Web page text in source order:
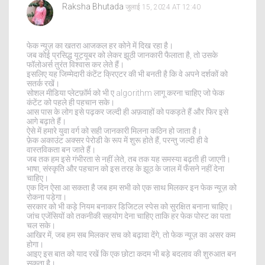
Raksha Bhutada जुलाई 15, 2024 AT 12:40
फेक न्यूज़ का खतरा आजकल हर कोने में दिख रहा है।
जब कोई प्रसिद्ध यूट्यूबर को लेकर झूठी जानकारी फैलाता है, तो उसके
फॉलोअर्स तुरंत विश्वास कर लेते हैं।
इसलिए यह जिम्मेदारी कंटेंट क्रिएटर की भी बनती है कि वे अपने दर्शकों को
सतर्क रखें।
सोशल मीडिया प्लेटफ़ॉर्म को भी ए algorithm लागू करना चाहिए जो फेक
कंटेंट को पहले ही पहचान सके।
आस पास के लोग इसे पढ़कर जल्दी ही अफ़वाहों को पकड़ते हैं और फिर इसे
आगे बढ़ाते हैं।
ऐसे में हमारे युवा वर्ग को सही जानकारी मिलना कठिन हो जाता है।
फ़ेक अकाउंट अक्सर पेरोडी के रूप में शुरू होते हैं, परन्तु जल्दी ही वे
वास्तविकता बन जाते हैं।
जब तक हम इसे गंभीरता से नहीं लेते, तब तक यह समस्या बढ़ती ही जाएगी।
भाषा, संस्कृति और पहचान को इस तरह के झूठ के जाल में फँसने नहीं देना
चाहिए।
एक दिन ऐसा आ सकता है जब हम सभी को एक साथ मिलकर इन फेक न्यूज़ को
रोकना पड़ेगा।
सरकार को भी कड़े नियम बनाकर डिजिटल स्पेस को सुरक्षित बनाना चाहिए।
जांच एजेंसियों को तकनीकी सहयोग देना चाहिए ताकि हर फेक पोस्ट का पता
चल सके।
आखिर में, जब हम सब मिलकर सच को बढ़ावा देंगे, तो फेक न्यूज़ का असर कम
होगा।
आइए इस बात को याद रखें कि एक छोटा कदम भी बड़े बदलाव की शुरुआत बन